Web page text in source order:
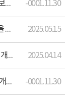
[공지]해커스 캠퍼스 business 개인정보처리방침 개정 안내(2026. 4. 13.) -0001.11.30
해커스HRD 고용보험환급 과정 진도율 산정 기준 포함 학습주의사항 안내 2025.05.15
[공지]해커스HRD 개인정보처리방침 개정 안내(2025 .04.15) 2025.04.14
[공지]해커스HRD 개인정보처리방침 개정 안내(2024. 12. 17) -0001.11.30